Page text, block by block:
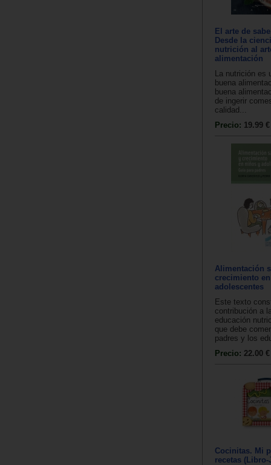
El arte de
Desde la
nutrición al
alimentación
La nutrición es
buena
buena
de ingerir
calidad...
Precio: 19.99 €
Alimentación
crecimiento
adolescentes
Este texto
contribución a
educación
que debe
padres y los
Precio: 22.00 €
Cocinitas. Mi
recetas (Libro-